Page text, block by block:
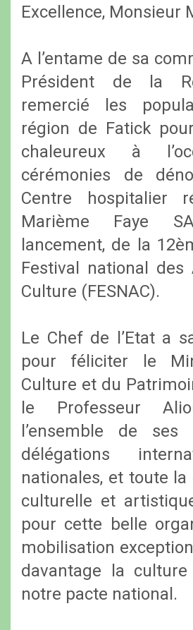
Excellence, Monsieur
A l’entame de sa
Président de la
remercié les
région de Fatick
chaleureux à
cérémonies de
Centre hospitalier
Marième Faye
lancement, de la
Festival national
Culture (FESNAC).
Le Chef de l’Etat a
pour féliciter le
Culture et du
le Professeur
l’ensemble de ses
délégations
nationales, et toute
culturelle et
pour cette belle
mobilisation
davantage la
notre pacte national.